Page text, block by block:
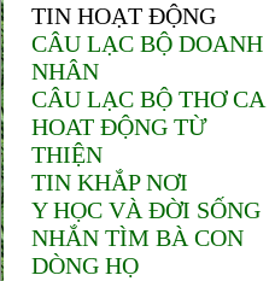
TIN HOẠT ĐỘNG
CÂU LẠC BỘ DOANH
NHÂN
CÂU LẠC BỘ THƠ CA
HOAT ĐỘNG TỪ
THIỆN
TIN KHẮP NƠI
Y HỌC VÀ ĐỜI SỐNG
NHẮN TÌM BÀ CON
DÒNG HỌ